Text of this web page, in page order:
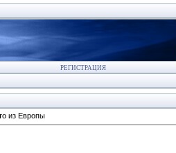
РЕГИСТРАЦИЯ
из Европы